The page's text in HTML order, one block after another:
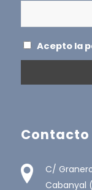
Acepto la
Contacto
C/
Cabanyal